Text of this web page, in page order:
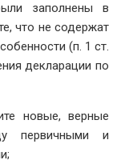
заполнены в
что не содержат
(п. 1 ст.
декларации по
новые, верные
первичными и